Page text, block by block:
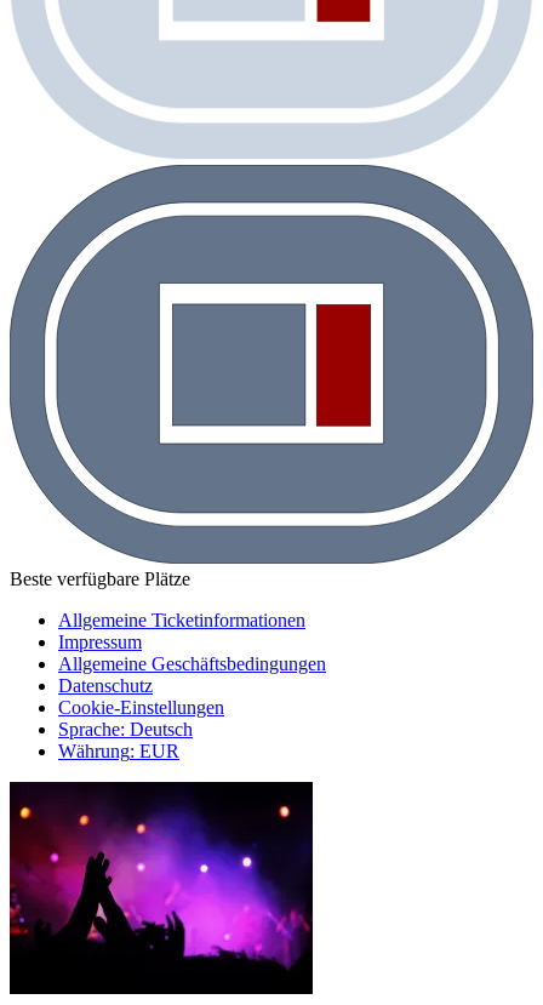
Beste verfügbare Plätze
Allgemeine Ticketinformationen
Impressum
Allgemeine Geschäftsbedingungen
Datenschutz
Cookie-Einstellungen
Sprache: Deutsch
Währung: EUR